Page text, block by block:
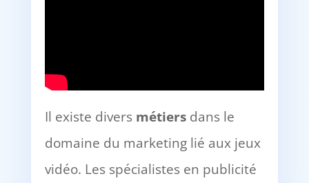
Il existe divers métiersdans le
domaine du marketing lié aux jeux
vidéo. Les spécialistes en publicité